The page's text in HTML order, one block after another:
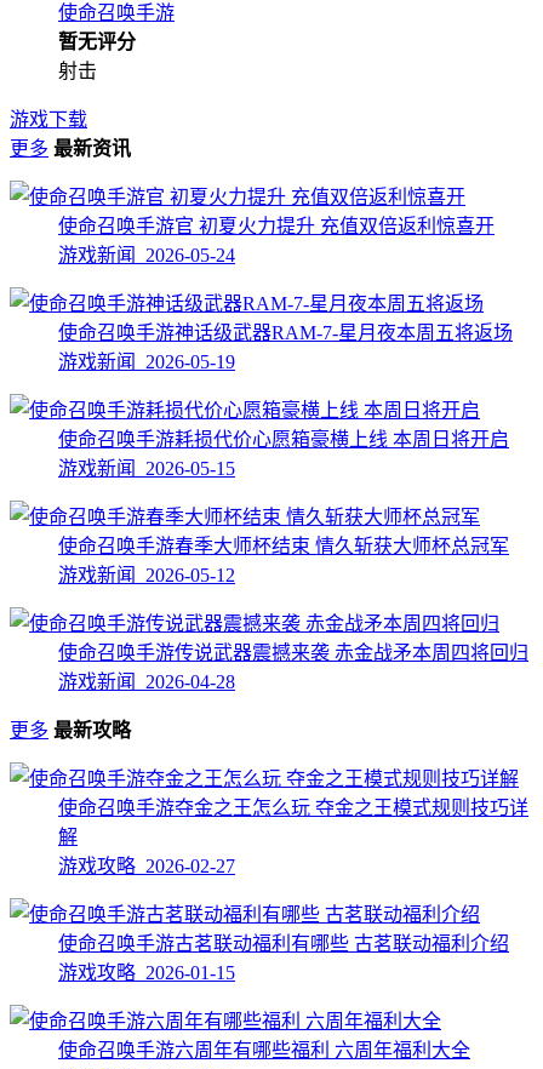
使命召唤手游
暂无评分
射击
游戏下载
更多 最新资讯
使命召唤手游官 初夏火力提升 充值双倍返利惊喜开
游戏新闻 2026-05-24
使命召唤手游神话级武器RAM-7-星月夜本周五将返场
游戏新闻 2026-05-19
使命召唤手游耗损代价心愿箱豪横上线 本周日将开启
游戏新闻 2026-05-15
使命召唤手游春季大师杯结束 情久斩获大师杯总冠军
游戏新闻 2026-05-12
使命召唤手游传说武器震撼来袭 赤金战矛本周四将回归
游戏新闻 2026-04-28
更多 最新攻略
使命召唤手游夺金之王怎么玩 夺金之王模式规则技巧详
解
游戏攻略 2026-02-27
使命召唤手游古茗联动福利有哪些 古茗联动福利介绍
游戏攻略 2026-01-15
使命召唤手游六周年有哪些福利 六周年福利大全